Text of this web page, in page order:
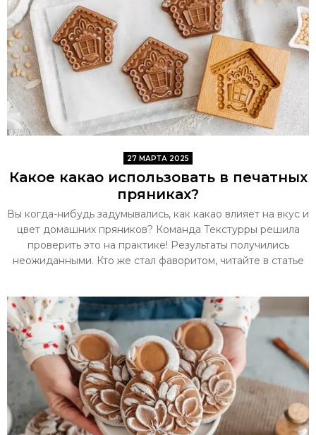
27 МАРТА 2025
Какое какао использовать в печатных
пряниках?
Вы когда-нибудь задумывались, как какао влияет на вкус и
цвет домашних пряников? Команда Текстурры решила
проверить это на практике! Результаты получились
неожиданными. Кто же стал фаворитом, читайте в статье